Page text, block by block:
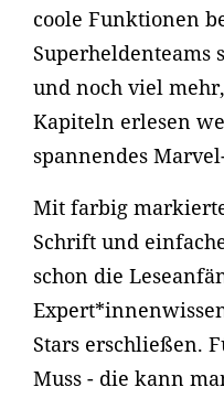
coole Funktionen
Superheldenteams
und noch viel
Kapiteln erlesen
spannendes
Mit farbig
Schrift und
schon die
Stars erschließen.
Muss - die kann